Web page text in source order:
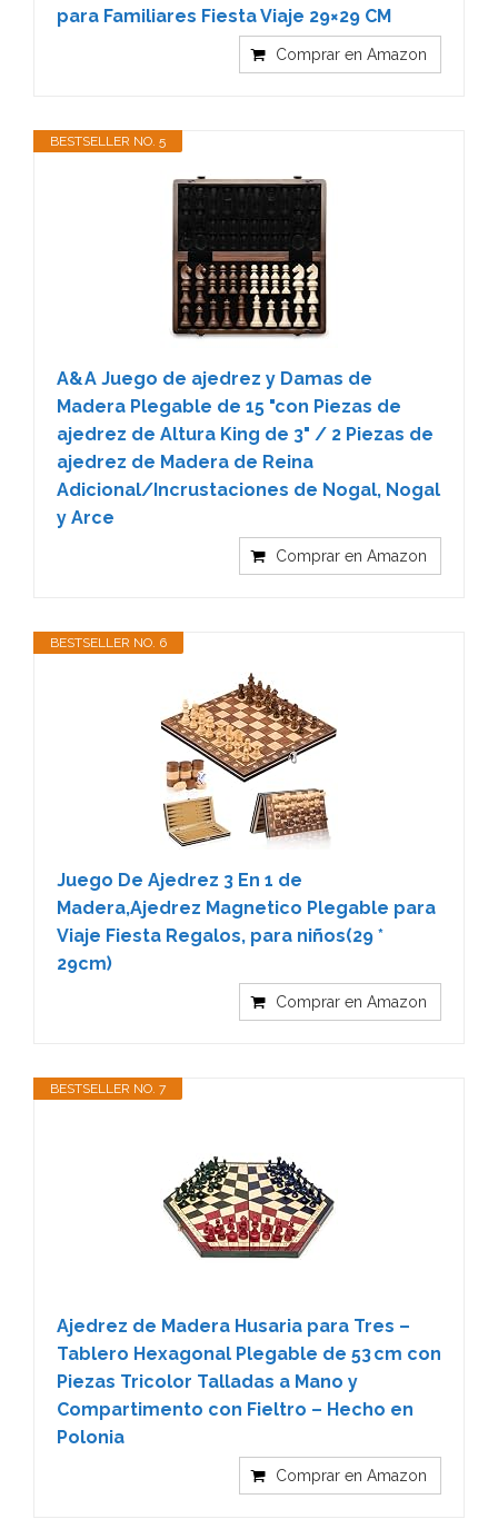
para Familiares Fiesta Viaje 29×29 CM
Comprar en Amazon
BESTSELLER NO. 5
A&A Juego de ajedrez y Damas de
Madera Plegable de 15 "con Piezas de
ajedrez de Altura King de 3" / 2 Piezas de
ajedrez de Madera de Reina
Adicional/Incrustaciones de Nogal, Nogal
y Arce
Comprar en Amazon
BESTSELLER NO. 6
Juego De Ajedrez 3 En 1 de
Madera,Ajedrez Magnetico Plegable para
Viaje Fiesta Regalos, para niños(29 *
29cm)
Comprar en Amazon
BESTSELLER NO. 7
Ajedrez de Madera Husaria para Tres –
Tablero Hexagonal Plegable de 53 cm con
Piezas Tricolor Talladas a Mano y
Compartimento con Fieltro – Hecho en
Polonia
Comprar en Amazon